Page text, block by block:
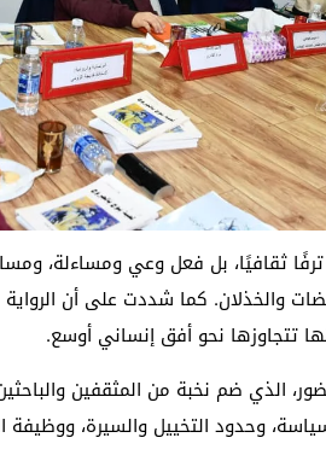
ثقافيًا، بل فعل وعي ومساءلة،
والخذلان. كما شددت على أن
تتجاوزها نحو أفق إنساني أوسع.
الذي ضم نخبة من المثقفين
وحدود التخييل والسيرة، ووظيفة